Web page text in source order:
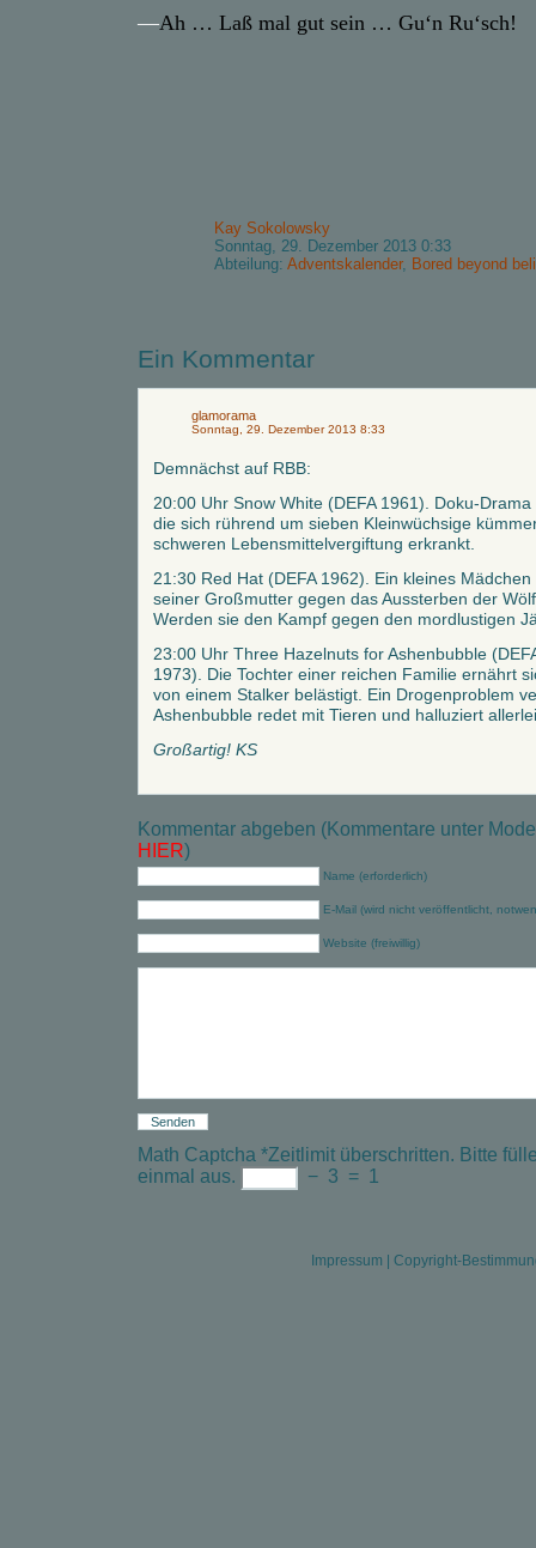
—Ah … Laß mal gut sein … Gu‘n Ru‘sch!
Kay Sokolowsky
Sonntag, 29. Dezember 2013 0:33
Abteilung: Adventskalender, Bored beyond
Ein Kommentar
glamorama
Sonntag, 29. Dezember 2013 8:33
Demnächst auf RBB:
20:00 Uhr Snow White (DEFA 1961). Doku-
die sich rührend um sieben Kleinwüchsige
schweren Lebensmittelvergiftung erkrankt.
21:30 Red Hat (DEFA 1962). Ein kleines
seiner Großmutter gegen das Aussterben der
Werden sie den Kampf gegen den mordlustigen
23:00 Uhr Three Hazelnuts for Ashenbubble
1973). Die Tochter einer reichen Familie ernährt
von einem Stalker belästigt. Ein Drogenproblem
Ashenbubble redet mit Tieren und halluziert
Großartig! KS
Kommentar abgeben (Kommentare unter
HIER)
Name (erforderlich)
E-Mail (wird nicht veröffentlicht,
Website (freiwillig)
Math Captcha *Zeitlimit überschritten. Bitte
einmal aus.
− 3 = 1
Impressum Copyright-